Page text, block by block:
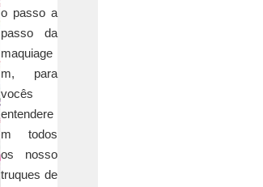
o passo a
passo da
maquiage
m, para
vocês
entendere
m todos
os nosso
truques de